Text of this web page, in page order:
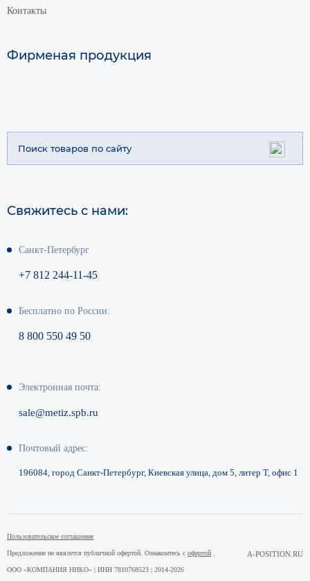
Контакты
Фирменая продукция
Свяжитесь с нами:
Санкт-Петербург
+7 812 244-11-45
Бесплатно по России:
8 800 550 49 50
Электронная почта:
sale@metiz.spb.ru
Почтовый адрес:
196084, город Санкт-Петербург, Киевская улица, дом 5, литер Т, офис 1
Пользовательское соглашение
Предложение не явялется публичной офертой. Ознакомтесь с офертой
ООО «КОМПАНИЯ НИКО» | ИНН 7810768523 | 2014-2026
A-POSITION.RU